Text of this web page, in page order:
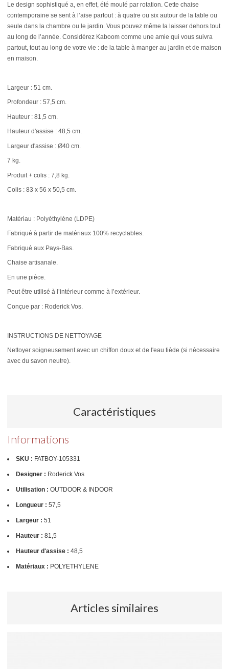
Le design sophistiqué a, en effet, été moulé par rotation. Cette chaise
contemporaine se sent à l’aise partout : à quatre ou six autour de la table ou
seule dans la chambre ou le jardin. Vous pouvez même la laisser dehors tout
au long de l’année. Considèrez Kaboom comme une amie qui vous suivra
partout, tout au long de votre vie : de la table à manger au jardin et de maison
en maison.
Largeur : 51 cm.
Profondeur : 57,5 cm.
Hauteur : 81,5 cm.
Hauteur d'assise : 48,5 cm.
Largeur d'assise : Ø40 cm.
7 kg.
Produit + colis : 7,8 kg.
Colis : 83 x 56 x 50,5 cm.
Matériau : Polyéthylène (LDPE)
Fabriqué à partir de matériaux 100% recyclables.
Fabriqué aux Pays-Bas.
Chaise artisanale.
En une pièce.
Peut être utilisé à l’intérieur comme à l’extérieur.
Conçue par : Roderick Vos.
INSTRUCTIONS DE NETTOYAGE
Nettoyer soigneusement avec un chiffon doux et de l'eau tiède (si nécessaire
avec du savon neutre).
Caractéristiques
Informations
SKU : FATBOY-105331
Designer : Roderick Vos
Utilisation : OUTDOOR & INDOOR
Longueur : 57,5
Largeur : 51
Hauteur : 81,5
Hauteur d'assise : 48,5
Matériaux : POLYETHYLENE
Articles similaires